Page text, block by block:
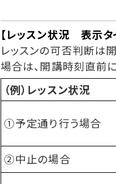
【レッスン状況 表示タ
レッスンの可否判断は
場合は、開講時刻直前
（例）レッスン状況
①予定通り行う場合
②中止の場合